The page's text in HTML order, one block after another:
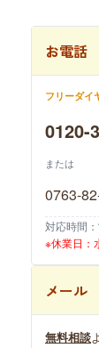
お電話
フリーダイ
0120-
または
0763-
対応時間
※休業日：
メール
無料相談